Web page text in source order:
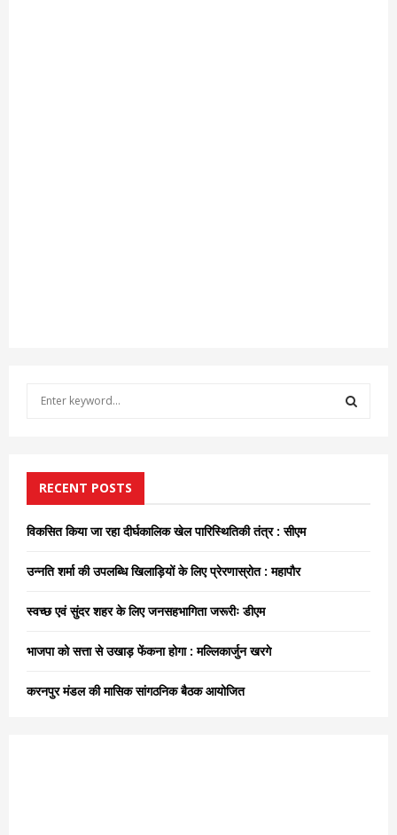
f
o
r
RECENT POSTS
विकसित किया जा रहा दीर्घकालिक खेल पारिस्थितिकी तंत्र : सीएम
उन्नति शर्मा की उपलब्धि खिलाड़ियों के लिए प्रेरणास्रोत : महापौर
स्वच्छ एवं सुंदर शहर के लिए जनसहभागिता जरूरीः डीएम
भाजपा को सत्ता से उखाड़ फेंकना होगा : मल्लिकार्जुन खरगे
करनपुर मंडल की मासिक सांगठनिक बैठक आयोजित